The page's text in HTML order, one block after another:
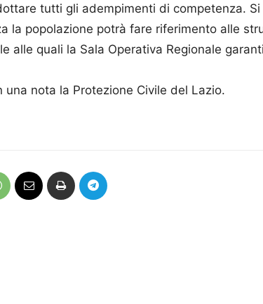
tutti gli adempimenti di competenza.
la popolazione potrà fare riferimento alle
alle quali la Sala Operativa Regionale
una nota la Protezione Civile del Lazio.